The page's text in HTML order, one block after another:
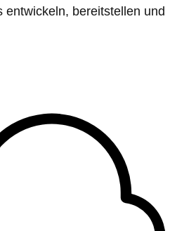
entwickeln, bereitstellen und